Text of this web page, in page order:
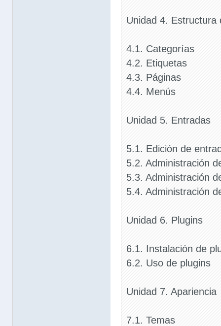
Unidad 4. Estructura
4.1. Categorías
4.2. Etiquetas
4.3. Páginas
4.4. Menús
Unidad 5. Entradas
5.1. Edición de
5.2. Administración
5.3. Administración
5.4. Administración
Unidad 6. Plugins
6.1. Instalación de
6.2. Uso de plugins
Unidad 7. Apariencia
7.1. Temas